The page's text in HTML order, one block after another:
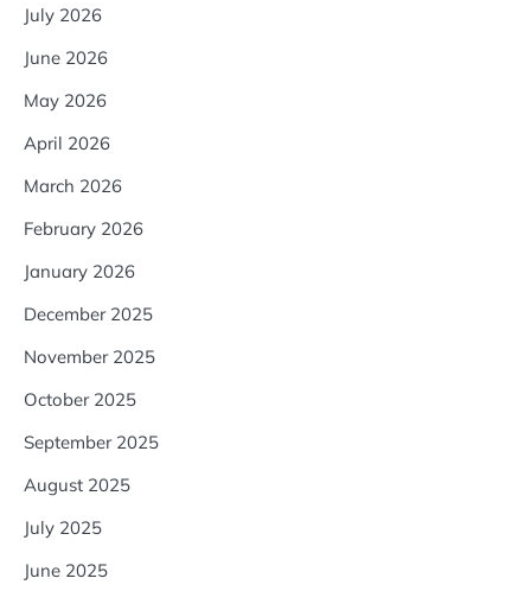
July 2026
June 2026
May 2026
April 2026
March 2026
February 2026
January 2026
December 2025
November 2025
October 2025
September 2025
August 2025
July 2025
June 2025